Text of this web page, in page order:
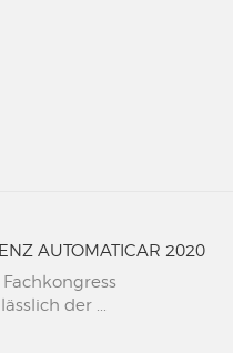
AUTOMATICAR 2020
der ...